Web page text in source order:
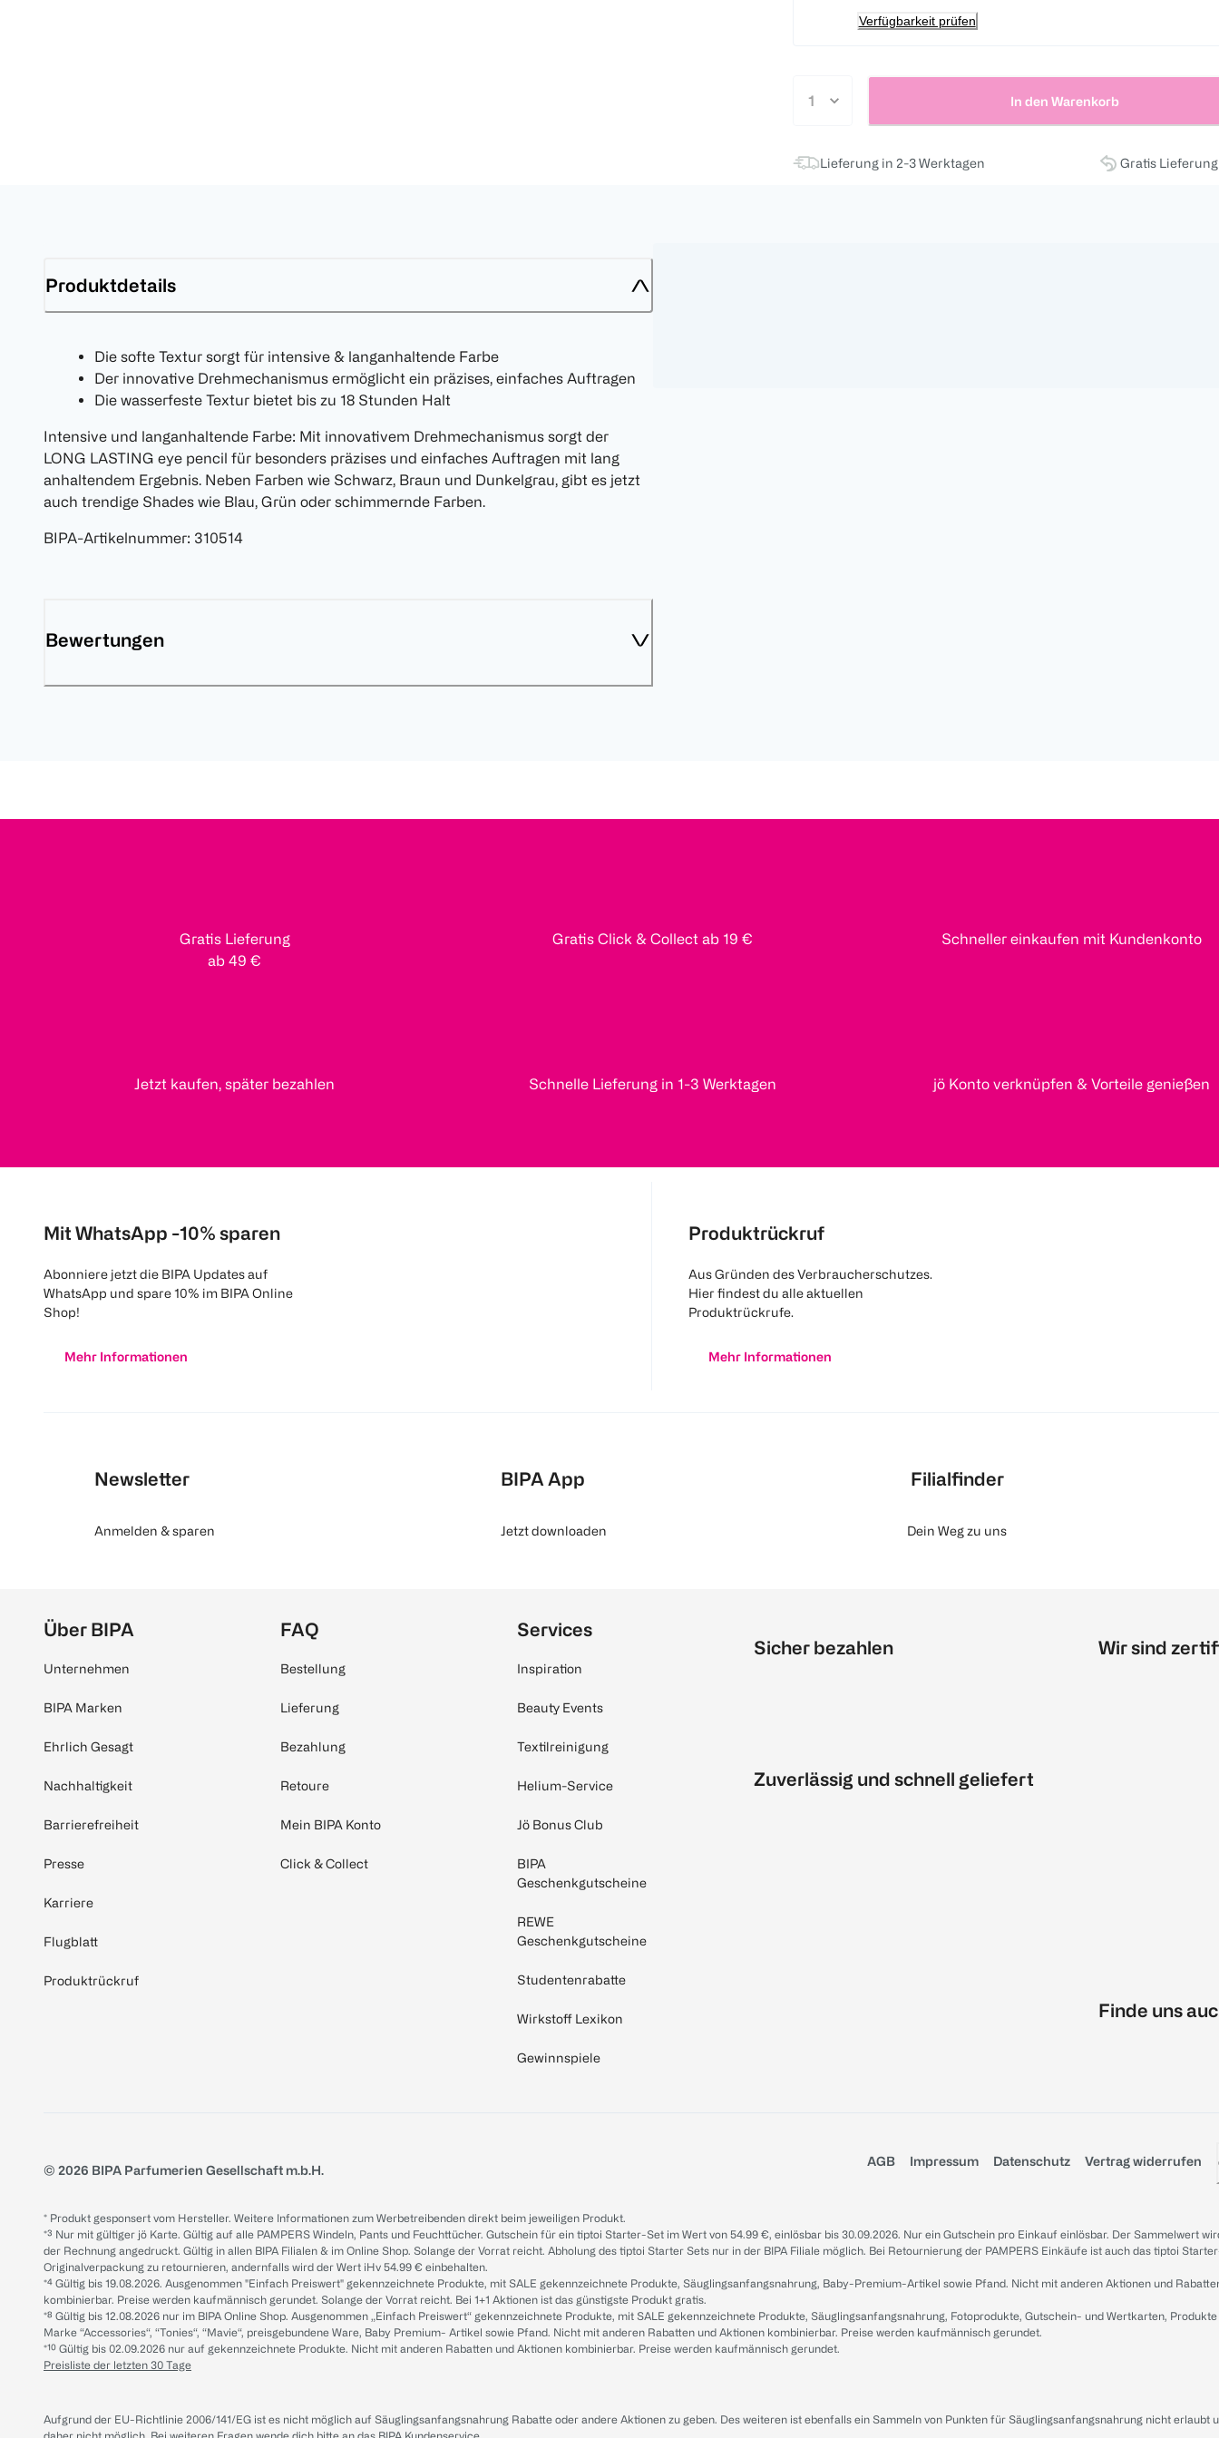
Verfügbarkeit prüfen
In den Warenkorb
Lieferung in 2-3 Werktagen Gratis
Produktdetails
Die softe Textur sorgt für intensive & langanhaltende Farbe
Der innovative Drehmechanismus ermöglicht ein präzises, einfaches Auftragen
Die wasserfeste Textur bietet bis zu 18 Stunden Halt
Intensive und langanhaltende Farbe: Mit innovativem Drehmechanismus sorgt der
LONG LASTING eye pencil für besonders präzises und einfaches Auftragen mit lang
anhaltendem Ergebnis. Neben Farben wie Schwarz, Braun und Dunkelgrau, gibt es jetzt
auch trendige Shades wie Blau, Grün oder schimmernde Farben.
BIPA-Artikelnummer: 310514
Bewertungen
Gratis Lieferung
ab 49 €
Gratis Click & Collect ab 19 € Schneller einkaufen mit Kundenkonto
Jetzt kaufen, später bezahlen Schnelle Lieferung in 1-3 Werktagen jö Konto verknüpfen & Vorteile genießen
Mit WhatsApp -10% sparen
Abonniere jetzt die BIPA Updates auf
WhatsApp und spare 10% im BIPA Online
Shop!
Mehr Informationen
Produktrückruf
Aus Gründen des Verbraucherschutzes.
Hier findest du alle aktuellen
Produktrückrufe.
Mehr Informationen
Newsletter
Anmelden & sparen
BIPA App
Jetzt downloaden
Filialfinder
Dein Weg zu uns
Über BIPA
Unternehmen
BIPA Marken
Ehrlich Gesagt
Nachhaltigkeit
Barrierefreiheit
Presse
Karriere
Flugblatt
Produktrückruf
FAQ
Bestellung
Lieferung
Bezahlung
Retoure
Mein BIPA Konto
Click & Collect
Services
Inspiration
Beauty Events
Textilreinigung
Helium-Service
Jö Bonus Club
BIPA
Geschenkgutscheine
REWE
Geschenkgutscheine
Studentenrabatte
Wirkstoff Lexikon
Gewinnspiele
Sicher bezahlen
Zuverlässig und schnell geliefert
Wir sind
Finde uns
© 2026 BIPA Parfumerien Gesellschaft m.b.H.
AGB Impressum Datenschutz Vertrag widerrufen
* Produkt gesponsert vom Hersteller. Weitere Informationen zum Werbetreibenden direkt beim jeweiligen Produkt.
*³ Nur mit gültiger jö Karte. Gültig auf alle PAMPERS Windeln, Pants und Feuchttücher. Gutschein für ein tiptoi Starter-Set im Wert von 54.99 €, einlösbar bis 30.09.2026. Nur ein Gutschein pro Einkauf einlösbar. Der Sammelwert
der Rechnung angedruckt. Gültig in allen BIPA Filialen & im Online Shop. Solange der Vorrat reicht. Abholung des tiptoi Starter Sets nur in der BIPA Filiale möglich. Bei Retournierung der PAMPERS Einkäufe ist auch das tiptoi
Originalverpackung zu retournieren, andernfalls wird der Wert iHv 54.99 € einbehalten.
*⁴ Gültig bis 19.08.2026. Ausgenommen "Einfach Preiswert" gekennzeichnete Produkte, mit SALE gekennzeichnete Produkte, Säuglingsanfangsnahrung, Baby-Premium-Artikel sowie Pfand. Nicht mit anderen Aktionen und
kombinierbar. Preise werden kaufmännisch gerundet. Solange der Vorrat reicht. Bei 1+1 Aktionen ist das günstigste Produkt gratis.
*⁸ Gültig bis 12.08.2026 nur im BIPA Online Shop. Ausgenommen „Einfach Preiswert“ gekennzeichnete Produkte, mit SALE gekennzeichnete Produkte, Säuglingsanfangsnahrung, Fotoprodukte, Gutschein- und Wertkarten,
Marke “Accessories“, “Tonies“, “Mavie“, preisgebundene Ware, Baby Premium- Artikel sowie Pfand. Nicht mit anderen Rabatten und Aktionen kombinierbar. Preise werden kaufmännisch gerundet.
*¹⁰ Gültig bis 02.09.2026 nur auf gekennzeichnete Produkte. Nicht mit anderen Rabatten und Aktionen kombinierbar. Preise werden kaufmännisch gerundet.
Preisliste der letzten 30 Tage
Aufgrund der EU-Richtlinie 2006/141/EG ist es nicht möglich auf Säuglingsanfangsnahrung Rabatte oder andere Aktionen zu geben. Des weiteren ist ebenfalls ein Sammeln von Punkten für Säuglingsanfangsnahrung nicht erlaubt
daher nicht möglich. Bei weiteren Fragen wende dich bitte an das BIPA Kundenservice